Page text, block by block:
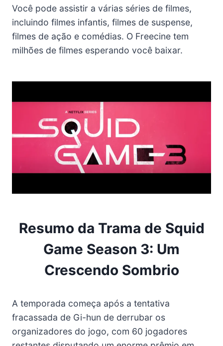
Você pode assistir a várias séries de filmes,
incluindo filmes infantis, filmes de suspense,
filmes de ação e comédias. O Freecine tem
milhões de filmes esperando você baixar.
Resumo da Trama de Squid
Game Season 3: Um
Crescendo Sombrio
A temporada começa após a tentativa
fracassada de Gi-hun de derrubar os
organizadores do jogo, com 60 jogadores